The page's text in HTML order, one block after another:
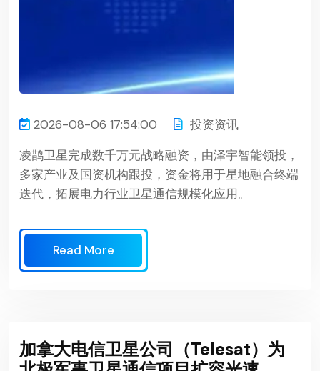
2026-08-06 17:54:00
投资资讯
凌鹊卫星完成数千万元战略融资，由泽宇智能领投，
多家产业及国资机构跟投，资金将用于星地融合终端
迭代，拓展电力行业卫星通信规模化应用。
Read More
加拿大电信卫星公司（Telesat）为